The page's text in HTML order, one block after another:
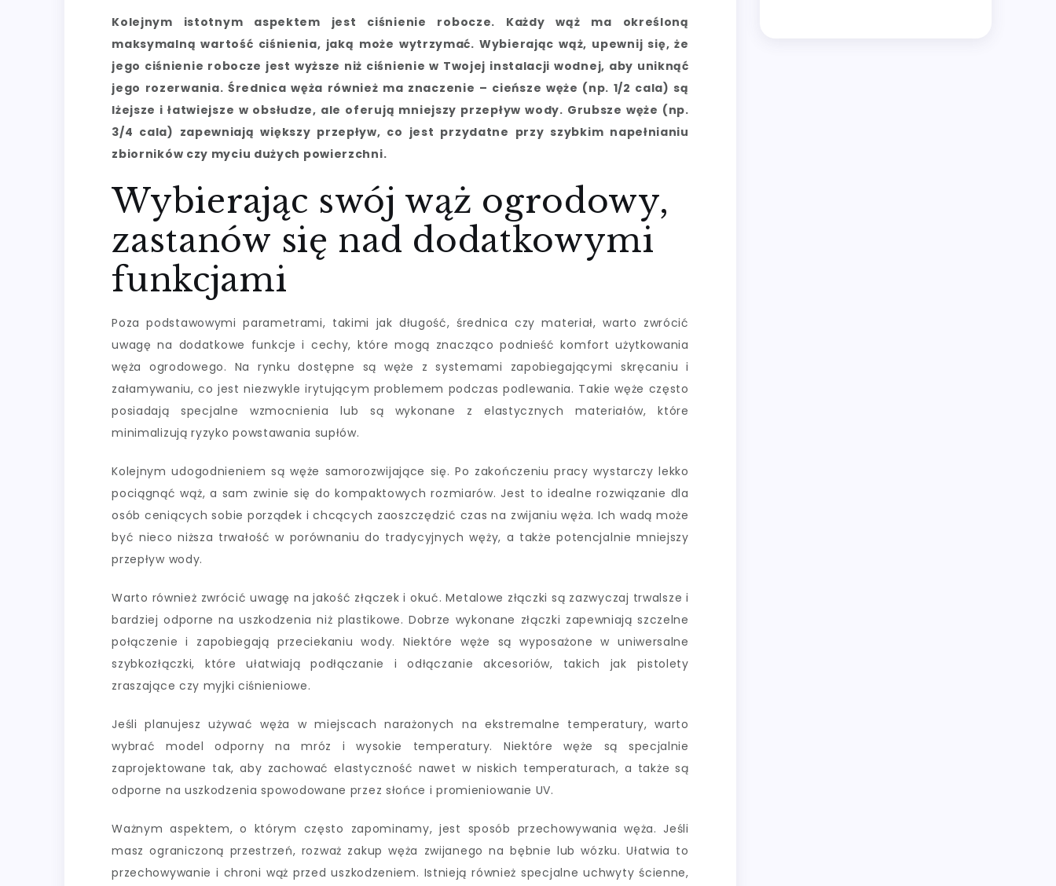
Kolejnym istotnym aspektem jest ciśnienie robocze. Każdy wąż ma określoną
maksymalną wartość ciśnienia, jaką może wytrzymać. Wybierając wąż, upewnij się, że
jego ciśnienie robocze jest wyższe niż ciśnienie w Twojej instalacji wodnej, aby uniknąć
jego rozerwania. Średnica węża również ma znaczenie – cieńsze węże (np. 1/2 cala) są
lżejsze i łatwiejsze w obsłudze, ale oferują mniejszy przepływ wody. Grubsze węże (np.
3/4 cala) zapewniają większy przepływ, co jest przydatne przy szybkim napełnianiu
zbiorników czy myciu dużych powierzchni.
Wybierając swój wąż ogrodowy,
zastanów się nad dodatkowymi
funkcjami
Poza podstawowymi parametrami, takimi jak długość, średnica czy materiał, warto zwrócić
uwagę na dodatkowe funkcje i cechy, które mogą znacząco podnieść komfort użytkowania
węża ogrodowego. Na rynku dostępne są węże z systemami zapobiegającymi skręcaniu i
załamywaniu, co jest niezwykle irytującym problemem podczas podlewania. Takie węże często
posiadają specjalne wzmocnienia lub są wykonane z elastycznych materiałów, które
minimalizują ryzyko powstawania supłów.
Kolejnym udogodnieniem są węże samorozwijające się. Po zakończeniu pracy wystarczy lekko
pociągnąć wąż, a sam zwinie się do kompaktowych rozmiarów. Jest to idealne rozwiązanie dla
osób ceniących sobie porządek i chcących zaoszczędzić czas na zwijaniu węża. Ich wadą może
być nieco niższa trwałość w porównaniu do tradycyjnych węży, a także potencjalnie mniejszy
przepływ wody.
Warto również zwrócić uwagę na jakość złączek i okuć. Metalowe złączki są zazwyczaj trwalsze i
bardziej odporne na uszkodzenia niż plastikowe. Dobrze wykonane złączki zapewniają szczelne
połączenie i zapobiegają przeciekaniu wody. Niektóre węże są wyposażone w uniwersalne
szybkozłączki, które ułatwiają podłączanie i odłączanie akcesoriów, takich jak pistolety
zraszające czy myjki ciśnieniowe.
Jeśli planujesz używać węża w miejscach narażonych na ekstremalne temperatury, warto
wybrać model odporny na mróz i wysokie temperatury. Niektóre węże są specjalnie
zaprojektowane tak, aby zachować elastyczność nawet w niskich temperaturach, a także są
odporne na uszkodzenia spowodowane przez słońce i promieniowanie UV.
Ważnym aspektem, o którym często zapominamy, jest sposób przechowywania węża. Jeśli
masz ograniczoną przestrzeń, rozważ zakup węża zwijanego na bębnie lub wózku. Ułatwia to
przechowywanie i chroni wąż przed uszkodzeniem. Istnieją również specjalne uchwyty ścienne,